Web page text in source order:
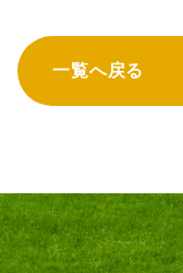
一覧へ戻る